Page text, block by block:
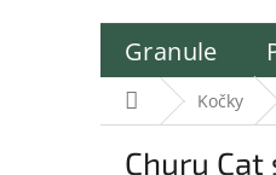
Granule
Domů Kočky
Churu Cat